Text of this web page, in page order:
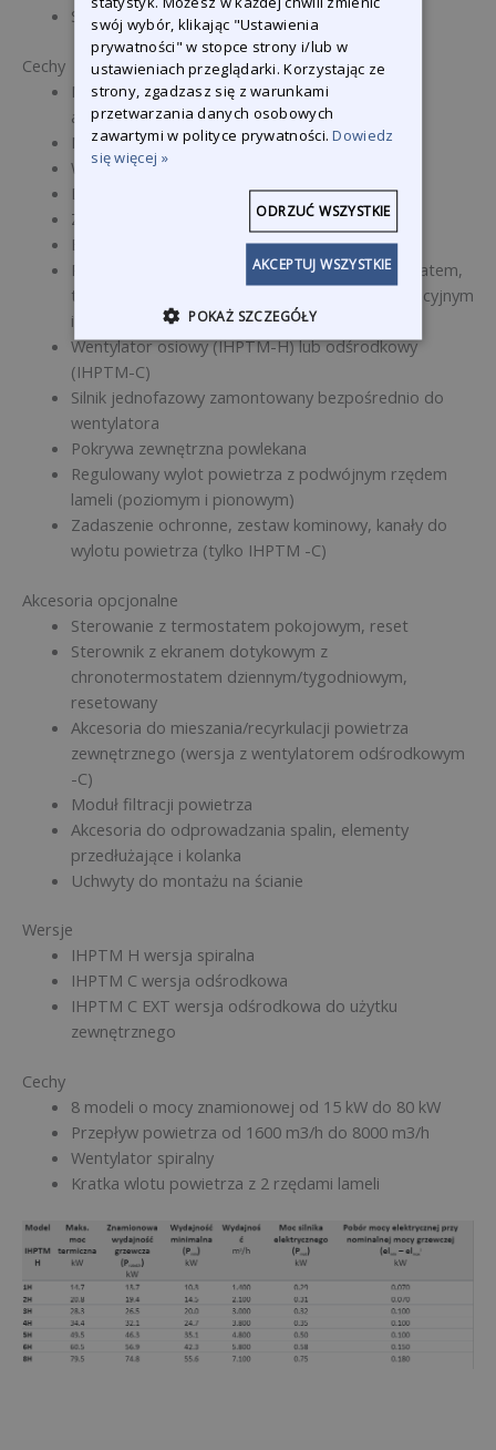
Siłownie i hale sportowe
Cechy
Modułowy i rurowy wymiennik ciepła ze stali
aluminiowej
Modułowy palnik
Wymuszony przez wentylator wylot spalin
Dostęp inspekcyjny do kolektora spalin
Zapłon elektroniczny z elektrodami
Elektromagnetyczny zawór gazowy
Panel elektryczny z szafką sterowniczą, presostatem,
termostatem wentylatora, termostatem regulacyjnym
i termostatem bezpieczeństwa
Wentylator osiowy (IHPTM-H) lub odśrodkowy
(IHPTM-C)
Silnik jednofazowy zamontowany bezpośrednio do
wentylatora
Pokrywa zewnętrzna powlekana
Regulowany wylot powietrza z podwójnym rzędem
lameli (poziomym i pionowym)
Zadaszenie ochronne, zestaw kominowy, kanały do
wylotu powietrza (tylko IHPTM -C)
Akcesoria opcjonalne
Sterowanie z termostatem pokojowym, reset
Sterownik z ekranem dotykowym z
chronotermostatem dziennym/tygodniowym,
resetowany
Akcesoria do mieszania/recyrkulacji powietrza
zewnętrznego (wersja z wentylatorem odśrodkowym
-C)
Moduł filtracji powietrza
Akcesoria do odprowadzania spalin, elementy
przedłużające i kolanka
Uchwyty do montażu na ścianie
Wersje
IHPTM H wersja spiralna
IHPTM C wersja odśrodkowa
IHPTM C EXT wersja odśrodkowa do użytku
zewnętrznego
Cechy
8 modeli o mocy znamionowej od 15 kW do 80 kW
Przepływ powietrza od 1600 m3/h do 8000 m3/h
Wentylator spiralny
Kratka wlotu powietrza z 2 rzędami lameli
swój wybór, klikając "Ustawienia
prywatności" w stopce strony i/lub w
ustawieniach przeglądarki. Korzystając ze
strony, zgadzasz się z warunkami
przetwarzania danych osobowych
zawartymi w polityce prywatności.Dowiedz
się więcej »
AKCEPTUJ WSZYSTKIE
ODRZUĆ WSZYSTKIE
POKAŻ SZCZEGÓŁY